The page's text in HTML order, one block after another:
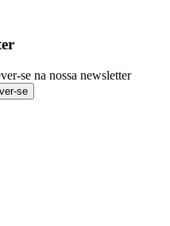
se na nossa newsletter
se